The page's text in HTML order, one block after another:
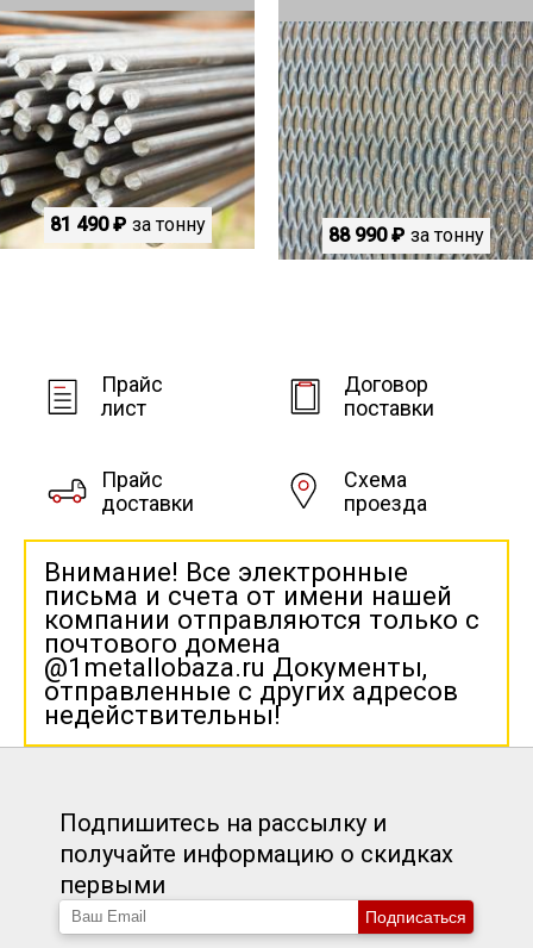
81 490 ₽ за тонну 88 990 ₽ за тонну
Прайс
лист
Договор
поставки
Прайс
доставки
Схема
проезда
Внимание! Все электронные
письма и счета от имени нашей
компании отправляются только с
почтового домена
@1metallobaza.ru Документы,
отправленные с других адресов
недействительны!
Подпишитесь на рассылку и
получайте информацию о скидках
первыми
Подписаться